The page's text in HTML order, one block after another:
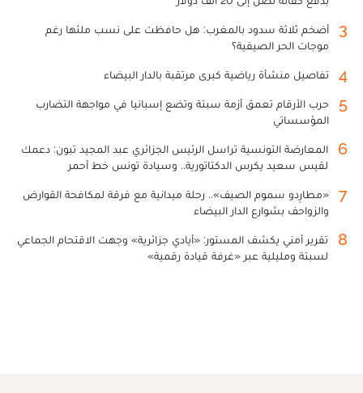
3
أضخم ثلاثة سدود بالمغرب: هل حافظت على نسب ملئها رغم
موجات الحر الصيفية؟
4 تفاصيل منشأة رياضية كبرى مرتقبة بالدار البيضاء
5
حرب الأرقام تعمق أزمة سبتة وتضع إسبانيا في مواجهة التضارب
المؤسساتي
6
المعارضة التونسية تراسل الرئيس الجزائري عبد المجيد تبون: دعمك
لقيس سعيد يكرس الدكتاتورية.. وسيادة تونس خط أحمر
7
«مطارِدو سموم الصيف».. رحلة ميدانية مع فرقة لمكافحة القوارض
والزواحف بشوارع الدار البيضاء
8
تقرير أمني يكشف المستور: «أيادي جزائرية» وجهت الاقتحام الجماعي
لسبتة ومليلية عبر «غرفة قيادة رقمية»